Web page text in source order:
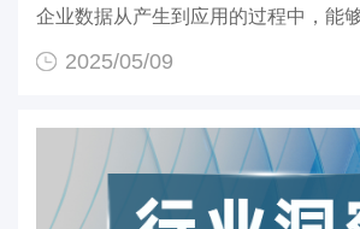
企业数据从产生到应用的过程中，能
全、...
2025/05/09